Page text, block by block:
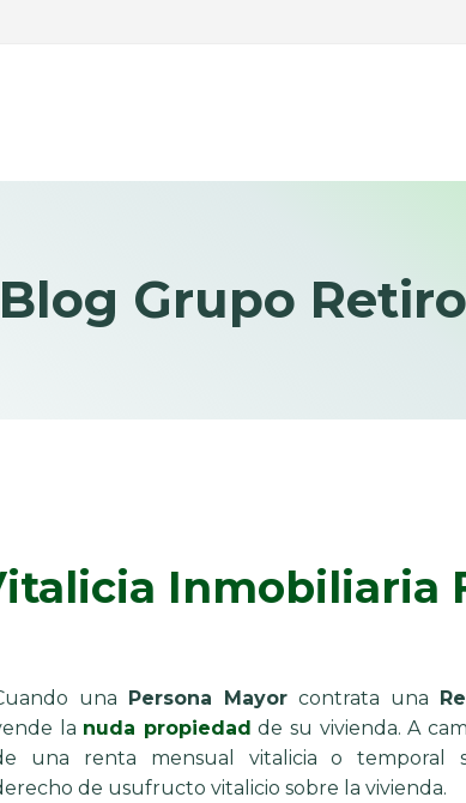
Blog Grupo Retiro
Inmobiliaria
una Persona Mayor contrata una
la nuda propiedad de su vivienda. A
una renta mensual vitalicia o temporal
de usufructo vitalicio sobre la vivienda.